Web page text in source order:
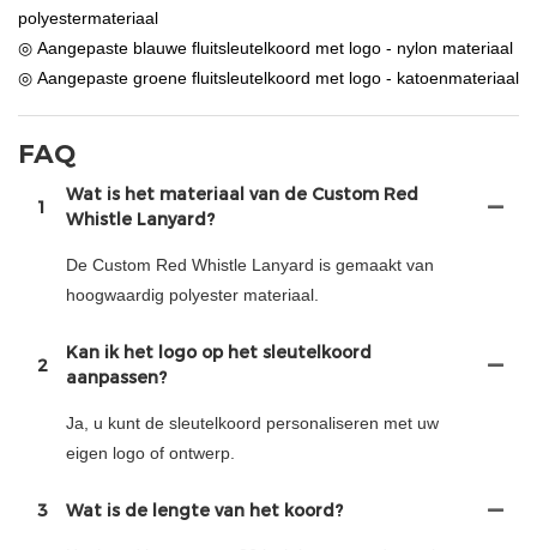
polyestermateriaal
◎ Aangepaste blauwe fluitsleutelkoord met logo - nylon materiaal
◎ Aangepaste groene fluitsleutelkoord met logo - katoenmateriaal
FAQ
1
Wat is het materiaal van de Custom Red
Whistle Lanyard?
De Custom Red Whistle Lanyard is gemaakt van
hoogwaardig polyester materiaal.
2
Kan ik het logo op het sleutelkoord
aanpassen?
Ja, u kunt de sleutelkoord personaliseren met uw
eigen logo of ontwerp.
3 Wat is de lengte van het koord?